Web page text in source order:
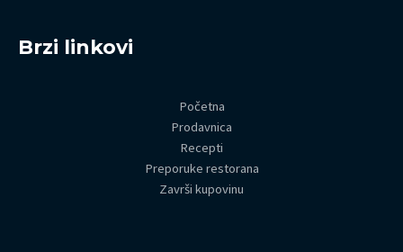
Brzi linkovi
Početna
Prodavnica
Recepti
Preporuke restorana
Završi kupovinu